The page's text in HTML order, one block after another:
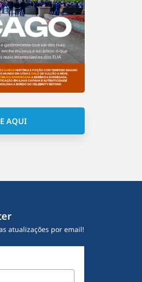
AQUI
atualizações por email!